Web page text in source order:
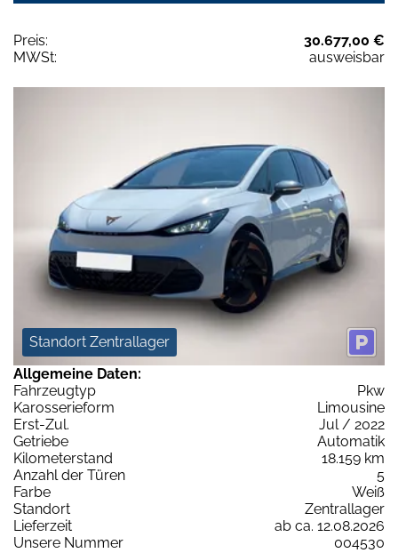
Preis:
30.677,00 €
MWSt:
ausweisbar
Standort Zentrallager
Allgemeine Daten:
Fahrzeugtyp
Pkw
Karosserieform
Limousine
Erst-Zul.
Jul / 2022
Getriebe
Automatik
Kilometerstand
18.159 km
Anzahl der Türen
5
Farbe
Weiß
Standort
Zentrallager
Lieferzeit
ab ca. 12.08.2026
Unsere Nummer
004530